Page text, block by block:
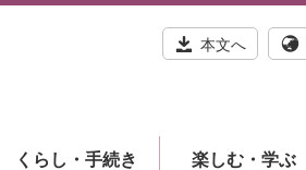
本文へ
くらし・手続き 楽しむ・学ぶ